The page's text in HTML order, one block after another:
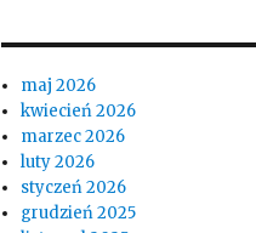
maj 2026
kwiecień 2026
marzec 2026
luty 2026
styczeń 2026
grudzień 2025